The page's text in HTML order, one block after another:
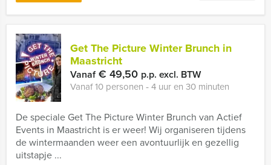
Get The Picture Winter Brunch in
Maastricht
Vanaf€ 49,50 p.p. excl. BTW
Vanaf 10 personen ‐ 4 uur en 30 minuten
De speciale Get The Picture Winter Brunch van Actief
Events in Maastricht is er weer! Wij organiseren tijdens
de wintermaanden weer een avontuurlijk en gezellig
uitstapje ...